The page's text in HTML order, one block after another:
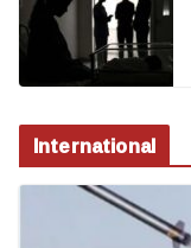
International